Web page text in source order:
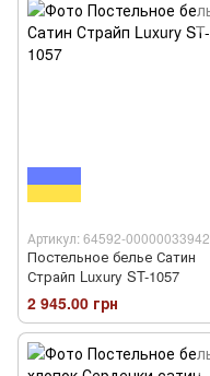
Артикул: 64592-00000033942
Постельное белье Сатин
Страйп Luxury ST-1057
2 945.00 грн